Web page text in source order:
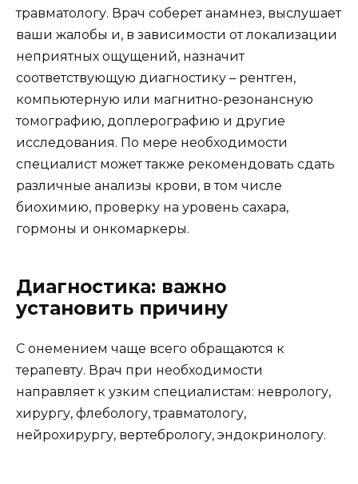
травматологу. Врач соберет анамнез, выслушает
ваши жалобы и, в зависимости от локализации
неприятных ощущений, назначит
соответствующую диагностику – рентген,
компьютерную или магнитно-резонансную
томографию, доплерографию и другие
исследования. По мере необходимости
специалист может также рекомендовать сдать
различные анализы крови, в том числе
биохимию, проверку на уровень сахара,
гормоны и онкомаркеры.
Диагностика: важно
установить причину
С онемением чаще всего обращаются к
терапевту. Врач при необходимости
направляет к узким специалистам: неврологу,
хирургу, флебологу, травматологу,
нейрохирургу, вертебрологу, эндокринологу.